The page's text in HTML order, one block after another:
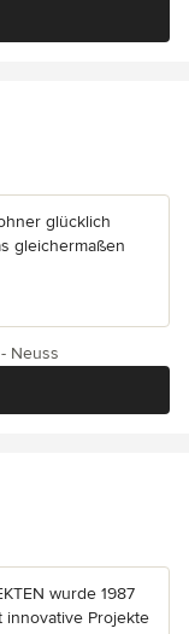
glücklich
gleichermaßen
Neuss
wurde 1987
innovative Projekte